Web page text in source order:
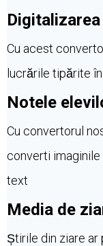
Cu acest
lucrările tipărite
Notele
Cu convertorul
converti
text
Media de
Știrile din ziare